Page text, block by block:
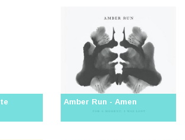
Amber Run - Amen